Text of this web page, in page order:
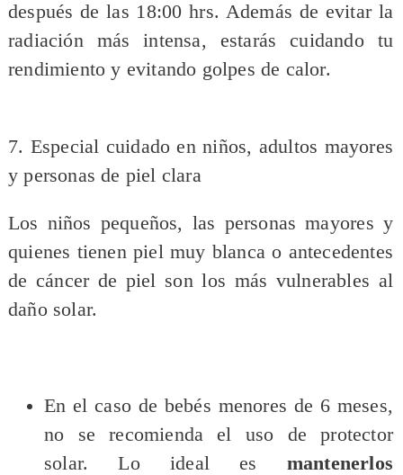
después de las 18:00 hrs. Además de evitar la
radiación más intensa, estarás cuidando tu
rendimiento y evitando golpes de calor.
7. Especial cuidado en niños, adultos mayores
y personas de piel clara
Los niños pequeños, las personas mayores y
quienes tienen piel muy blanca o antecedentes
de cáncer de piel son los más vulnerables al
daño solar.
En el caso de bebés menores de 6 meses,
no se recomienda el uso de protector
solar. Lo ideal es mantenerlos